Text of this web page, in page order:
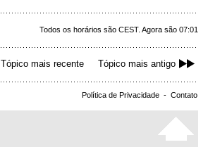
Todos os horários são CEST. Agora são 07:01
Tópico mais recente Tópico mais antigo
Política de Privacidade - Contato